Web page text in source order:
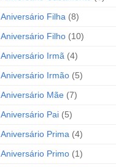
Aniversário Filha (8)
Aniversário Filho (10)
Aniversário Irmã (4)
Aniversário Irmão (5)
Aniversário Mãe (7)
Aniversário Pai (5)
Aniversário Prima (4)
Aniversário Primo (1)